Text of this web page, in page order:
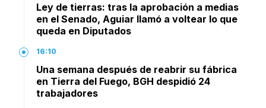
Ley de tierras: tras la aprobación a medias
en el Senado, Aguiar llamó a voltear lo que
queda en Diputados
16:10
Una semana después de reabrir su fábrica
en Tierra del Fuego, BGH despidió 24
trabajadores